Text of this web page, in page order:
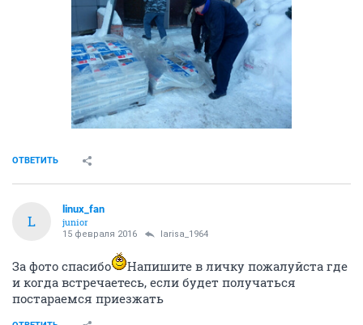
ОТВЕТИТЬ
L
linux_fan
junior
15 февраля 2016 larisa_1964
За фото спасибо
Напишите в личку пожалуйста где
и когда встречаетесь, если будет получаться
постараемся приезжать